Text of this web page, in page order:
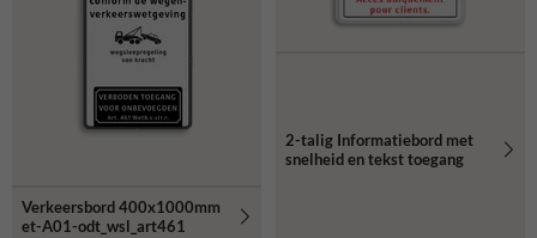
Verkeersbord 400x1000mm
et-A01-odt_wsl_art461
2-talig Informatiebord met
snelheid en tekst toegang